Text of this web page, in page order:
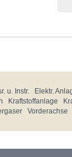
u. Instr. Elektr.
Kraftstoffanlage
Vorderachse